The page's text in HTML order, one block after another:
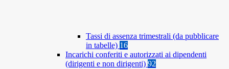
Tassi di assenza trimestrali (da pubblicare
in tabelle) 16
Incarichi conferiti e autorizzati ai dipendenti
(dirigenti e non dirigenti) 92